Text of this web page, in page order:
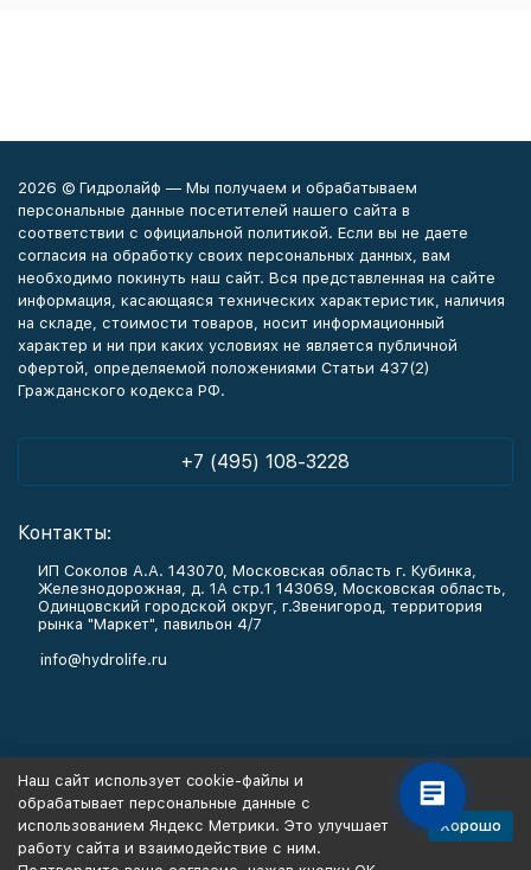
2026 © Гидролайф — Мы получаем и обрабатываем
персональные данные посетителей нашего сайта в
соответствии с официальной политикой. Если вы не даете
согласия на обработку своих персональных данных, вам
необходимо покинуть наш сайт. Вся представленная на сайте
информация, касающаяся технических характеристик, наличия
на складе, стоимости товаров, носит информационный
характер и ни при каких условиях не является публичной
офертой, определяемой положениями Статьи 437(2)
Гражданского кодекса РФ.
+7 (495) 108-3228
Контакты:
ИП Соколов А.А. 143070, Московская область г. Кубинка,
Железнодорожная, д. 1А стр.1 143069, Московская область,
Одинцовский городской округ, г.Звенигород, территория
рынка "Маркет", павильон 4/7
info@hydrolife.ru
Информация
Наш сайт использует cookie-файлы и
обрабатывает персональные данные с
использованием Яндекс Метрики. Это улучшает
работу сайта и взаимодействие с ним.
Хорошо